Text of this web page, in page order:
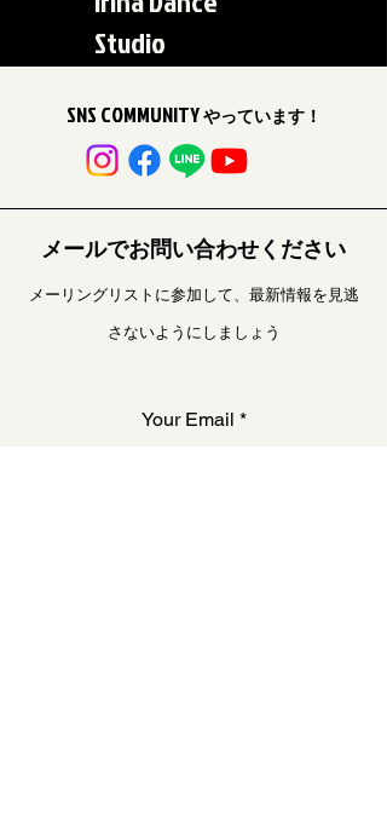
Studio
SNS COMMUNITYやっています！
メールでお問い合わせください
メーリングリストに参加して、最新情報を見逃
さないようにしましょう
Your Email